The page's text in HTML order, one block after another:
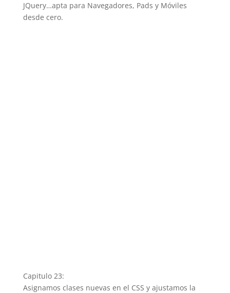
JQuery…apta para Navegadores, Pads y Móviles
desde cero.
Capitulo 23:
Asignamos clases nuevas en el CSS y ajustamos la